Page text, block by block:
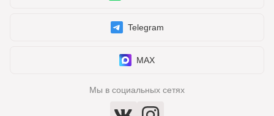
Telegram
MAX
Мы в социальных сетях